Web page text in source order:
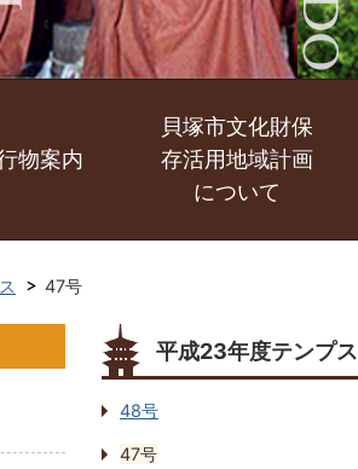
物案内
貝塚市文化財保
存活用地域計画
について
47号
平成23年度テンプス
48号
47号